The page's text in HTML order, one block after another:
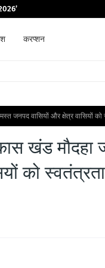
करप्शन
जनपद वासियों और क्षेत्र वासियों को
खंड
को स्वतंत्रता